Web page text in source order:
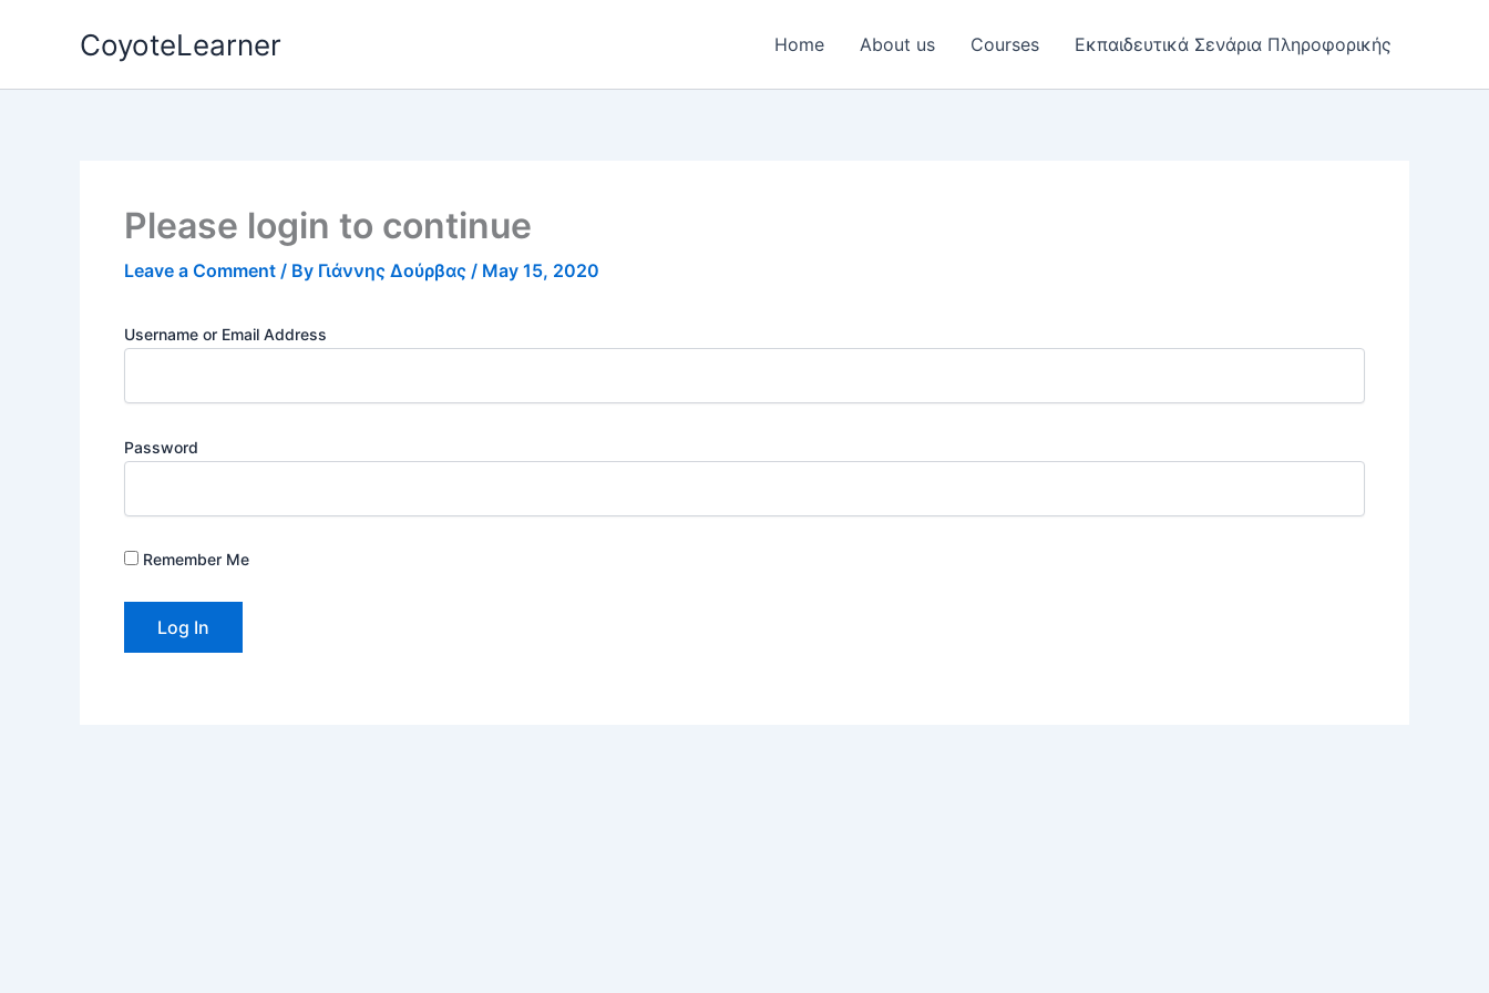
CoyoteLearner Home About us Courses Εκπαιδευτικά Σενάρια Πληροφορικής
Please login to continue
Leave a Comment / By Γιάννης Δούρβας / May 15, 2020
Username or Email Address
Password
Remember Me